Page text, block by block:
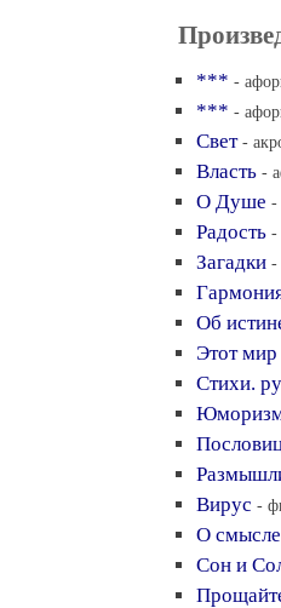
*** -
*** -
Свет -
Власть -
О Душе -
Радость -
Загадки -
Об
Этот мир
Стихи. ру
Вирус -
О
Сон и